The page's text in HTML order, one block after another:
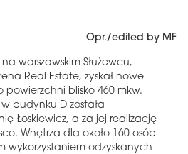
Opr./edited by MF
warszawskim Służewcu,
Real Estate, zyskał nowe
blisko 460 mkw.
budynku D została
Łoskiewicz, a za jej realizację
Wnętrza dla około 160 osób
wykorzystaniem odzyskanych